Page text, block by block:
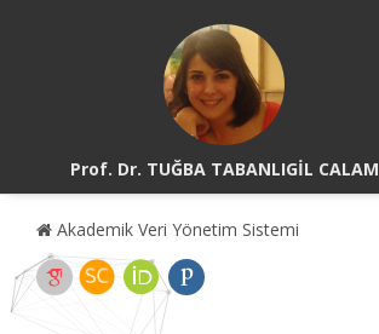
Prof. Dr. TUĞBA TABANLIGİL CALAM
Akademik Veri Yönetim Sistemi